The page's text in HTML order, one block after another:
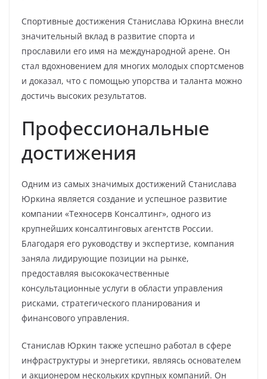
Спортивные достижения Станислава Юркина внесли
значительный вклад в развитие спорта и
прославили его имя на международной арене. Он
стал вдохновением для многих молодых спортсменов
и доказал, что с помощью упорства и таланта можно
достичь высоких результатов.
Профессиональные
достижения
Одним из самых значимых достижений Станислава
Юркина является создание и успешное развитие
компании «Техносерв Консалтинг», одного из
крупнейших консалтинговых агентств России.
Благодаря его руководству и экспертизе, компания
заняла лидирующие позиции на рынке,
предоставляя высококачественные
консультационные услуги в области управления
рисками, стратегического планирования и
финансового управления.
Станислав Юркин также успешно работал в сфере
инфраструктуры и энергетики, являясь основателем
и акционером нескольких крупных компаний. Он